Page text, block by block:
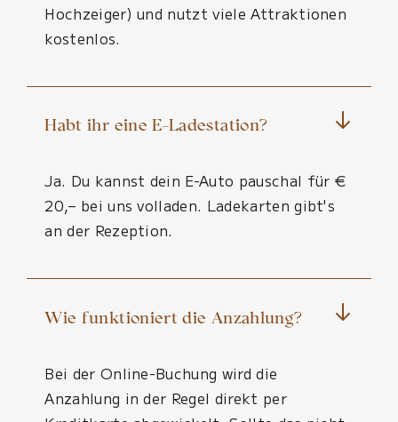
Hochzeiger) und nutzt viele Attraktionen
kostenlos.
Habt ihr eine E-Ladestation?
Ja. Du kannst dein E-Auto pauschal für €
20,– bei uns volladen. Ladekarten gibt's
an der Rezeption.
Wie funktioniert die Anzahlung?
Bei der Online-Buchung wird die
Anzahlung in der Regel direkt per